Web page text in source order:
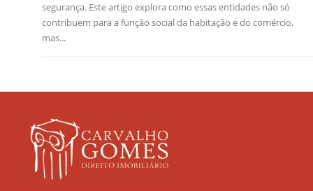
segurança. Este artigo explora como essas entidades não só
contribuem para a função social da habitação e do comércio,
mas...